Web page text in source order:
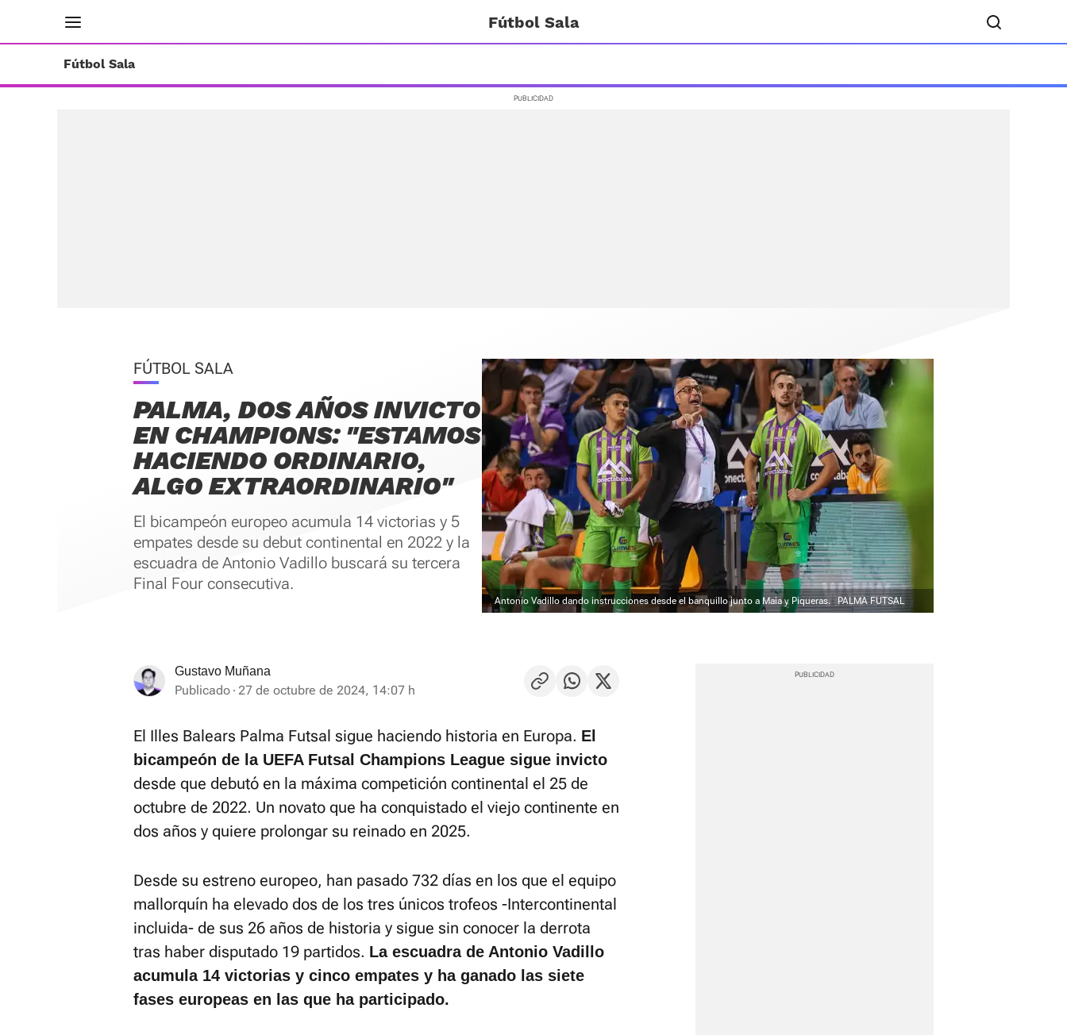
Fútbol Sala
Fútbol Sala
FÚTBOL SALA
PALMA, DOS AÑOS INVICTO
EN CHAMPIONS: "ESTAMOS
HACIENDO ORDINARIO,
ALGO EXTRAORDINARIO"
El bicampeón europeo acumula 14 victorias y 5
empates desde su debut continental en 2022 y la
escuadra de Antonio Vadillo buscará su tercera
Final Four consecutiva.
Antonio Vadillo dando instrucciones desde el banquillo junto a Maia y Piqueras. PALMA FUTSAL
Gustavo Muñana
Publicado 27 de octubre de 2024, 14:07 h
El Illes Balears Palma Futsal sigue haciendo historia en Europa. El
bicampeón de la UEFA Futsal Champions League sigue invicto
desde que debutó en la máxima competición continental el 25 de
octubre de 2022. Un novato que ha conquistado el viejo continente en
dos años y quiere prolongar su reinado en 2025.
Desde su estreno europeo, han pasado 732 días en los que el equipo
mallorquín ha elevado dos de los tres únicos trofeos -Intercontinental
incluida- de sus 26 años de historia y sigue sin conocer la derrota
tras haber disputado 19 partidos. La escuadra de Antonio Vadillo
acumula 14 victorias y cinco empates y ha ganado las siete
fases europeas en las que ha participado.